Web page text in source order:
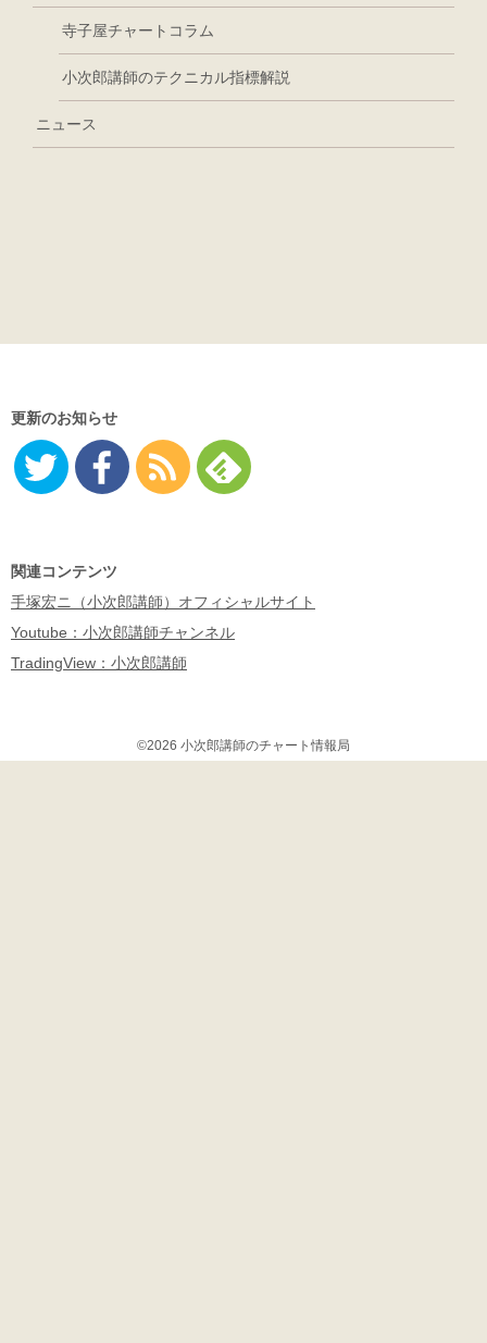
寺子屋チャートコラム
小次郎講師のテクニカル指標解説
ニュース
更新のお知らせ
関連コンテンツ
手塚宏ニ（小次郎講師）オフィシャルサイト
Youtube：小次郎講師チャンネル
TradingView：小次郎講師
©2026 小次郎講師のチャート情報局